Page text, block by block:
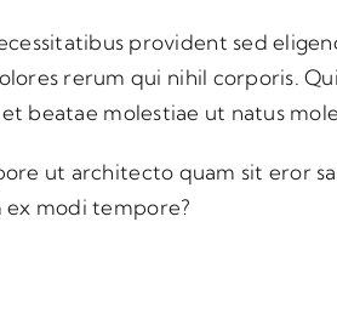
provident sed
rerum qui nihil corporis.
beatae molestiae ut natus
ut architecto quam sit eror
modi tempore?